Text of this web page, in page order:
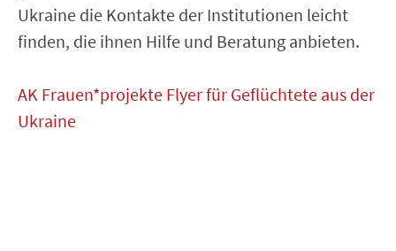
Ukraine die Kontakte der Institutionen leicht
finden, die ihnen Hilfe und Beratung anbieten.
AK Frauen*projekte Flyer für Geflüchtete aus der
Ukraine